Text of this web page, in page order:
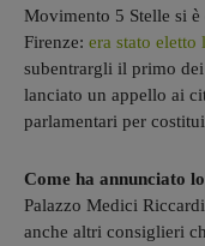
Movimento 5 Stelle si
Firenze: era stato eletto
subentrargli il primo
lanciato un appello ai
parlamentari per
Come ha annunciato
Palazzo Medici
anche altri consiglieri